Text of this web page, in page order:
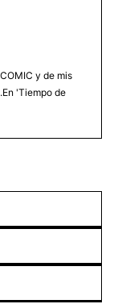
y de mis
'Tiempo de